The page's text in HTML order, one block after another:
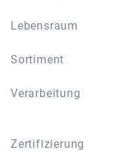
Lebensraum
Sortiment
Verarbeitung
Zertifizierung